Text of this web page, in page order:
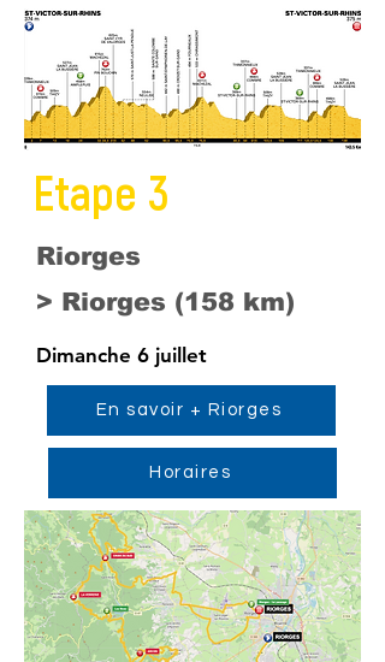
Etape 3
Riorges
> Riorges (158 km)
Dimanche 6 juillet
En savoir + Riorges
Horaires